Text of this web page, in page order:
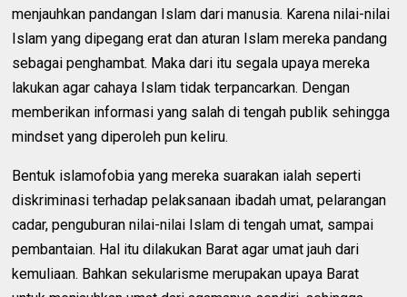
menjauhkan pandangan Islam dari manusia. Karena nilai-nilai
Islam yang dipegang erat dan aturan Islam mereka pandang
sebagai penghambat. Maka dari itu segala upaya mereka
lakukan agar cahaya Islam tidak terpancarkan. Dengan
memberikan informasi yang salah di tengah publik sehingga
mindset yang diperoleh pun keliru.
Bentuk islamofobia yang mereka suarakan ialah seperti
diskriminasi terhadap pelaksanaan ibadah umat, pelarangan
cadar, penguburan nilai-nilai Islam di tengah umat, sampai
pembantaian. Hal itu dilakukan Barat agar umat jauh dari
kemuliaan. Bahkan sekularisme merupakan upaya Barat